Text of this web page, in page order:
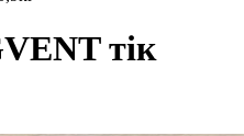
тік